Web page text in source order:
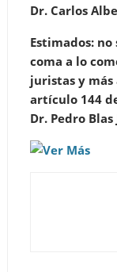
Dr. Carlos
Estimados:
coma a lo
juristas y
artículo 144
Dr. Pedro Blas